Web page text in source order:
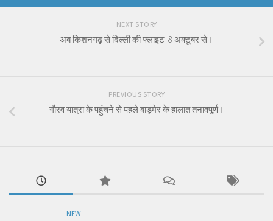
NEXT STORY
अब किशनगढ़ से दिल्ली की फ्लाइट 8 अक्टूबर से।
PREVIOUS STORY
गौरव यात्रा के पहुंचने से पहले बाड़मेर के हालात तनावपूर्ण।
NEW